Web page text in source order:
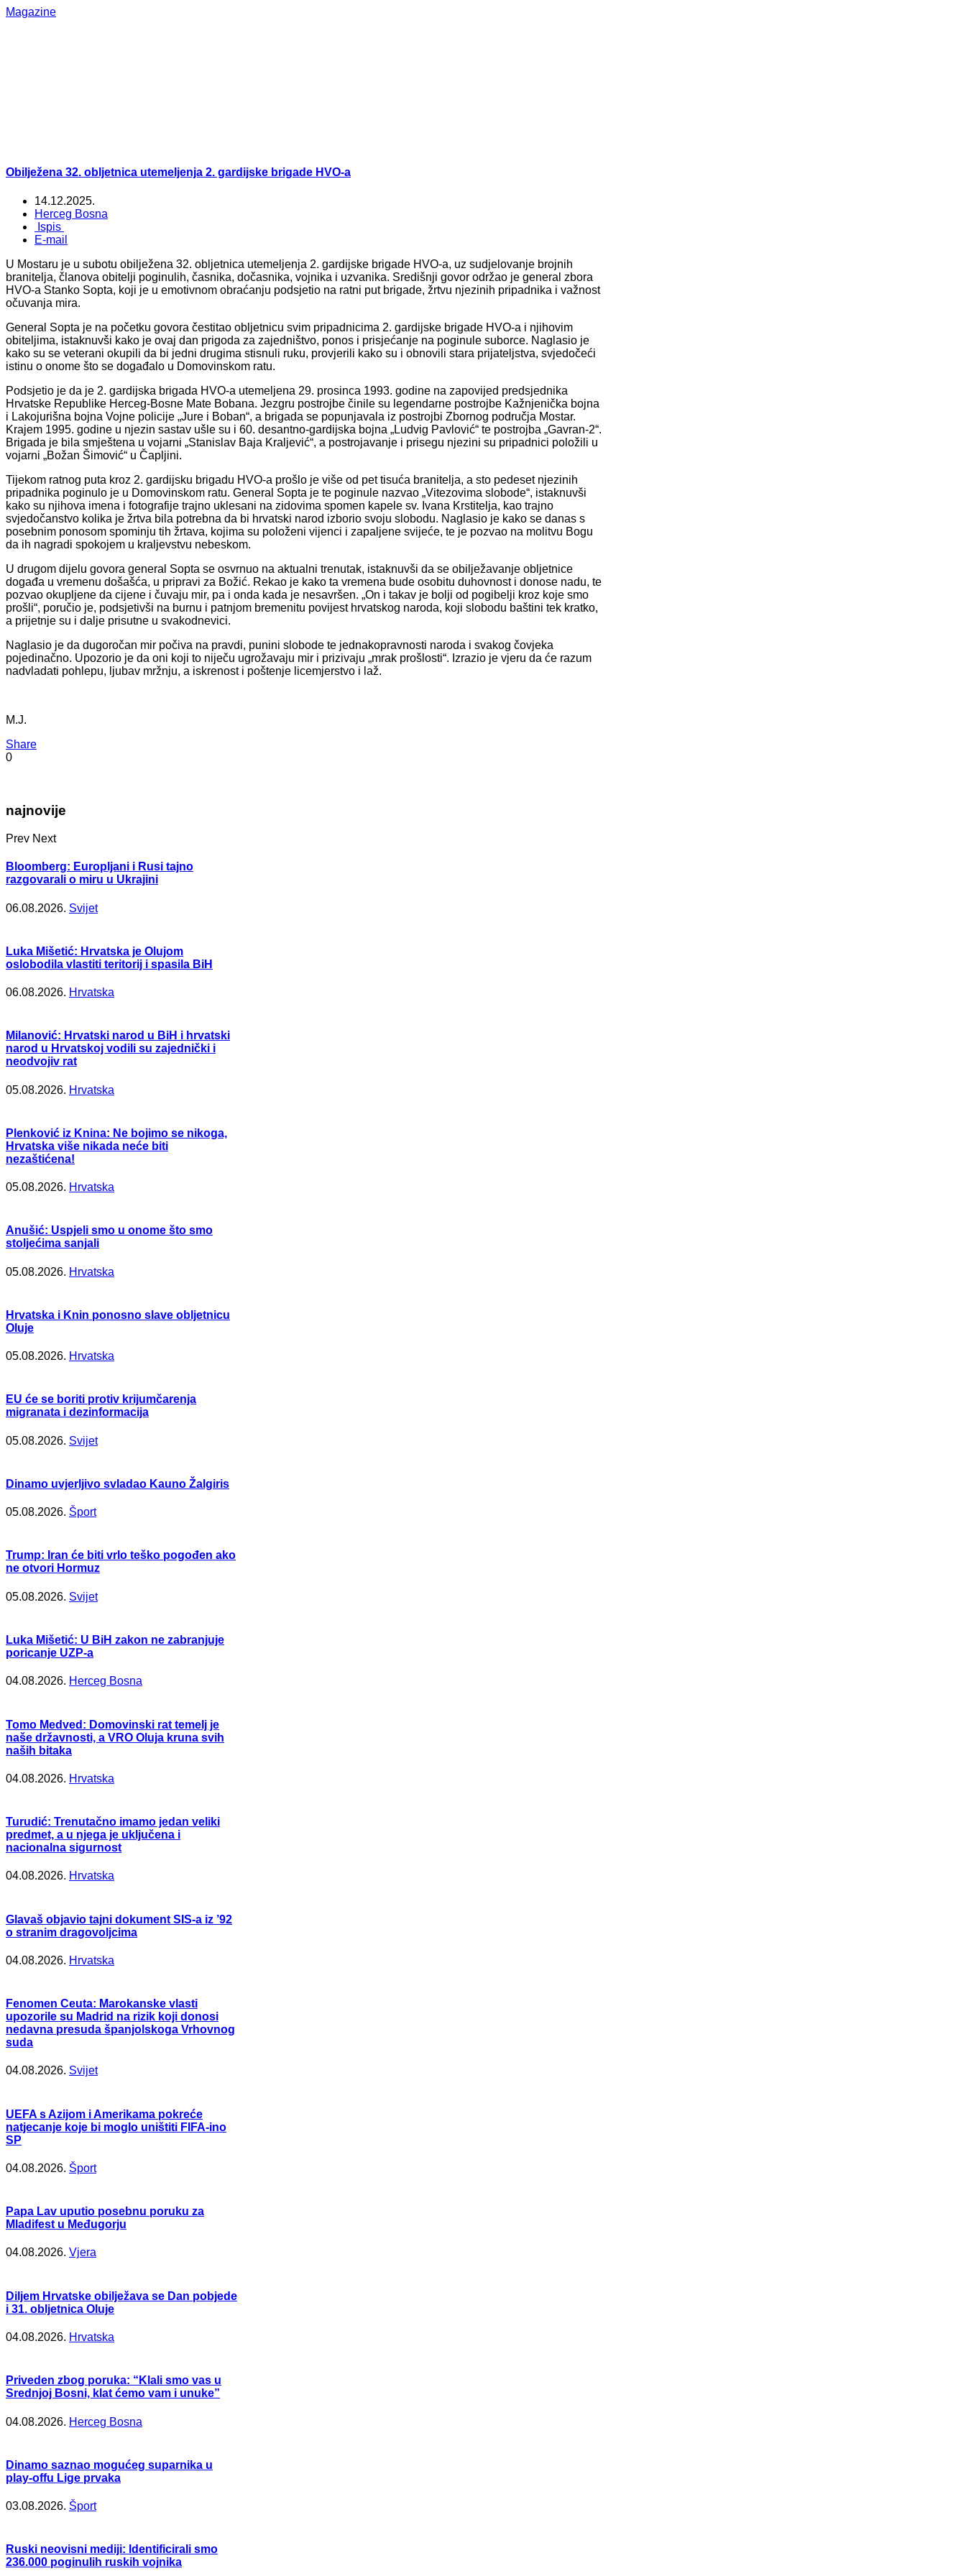
Magazine
Obilježena 32. obljetnica utemeljenja 2. gardijske brigade HVO-a
14.12.2025.
Herceg Bosna
Ispis
E-mail
U Mostaru je u subotu obilježena 32. obljetnica utemeljenja 2. gardijske brigade HVO-a, uz sudjelovanje brojnih
branitelja, članova obitelji poginulih, časnika, dočasnika, vojnika i uzvanika. Središnji govor održao je general zbora
HVO-a Stanko Sopta, koji je u emotivnom obraćanju podsjetio na ratni put brigade, žrtvu njezinih pripadnika i važnost
očuvanja mira.
General Sopta je na početku govora čestitao obljetnicu svim pripadnicima 2. gardijske brigade HVO-a i njihovim
obiteljima, istaknuvši kako je ovaj dan prigoda za zajedništvo, ponos i prisjećanje na poginule suborce. Naglasio je
kako su se veterani okupili da bi jedni drugima stisnuli ruku, provjerili kako su i obnovili stara prijateljstva, svjedočeći
istinu o onome što se događalo u Domovinskom ratu.
Podsjetio je da je 2. gardijska brigada HVO-a utemeljena 29. prosinca 1993. godine na zapovijed predsjednika
Hrvatske Republike Herceg-Bosne Mate Bobana. Jezgru postrojbe činile su legendarne postrojbe Kažnjenička bojna
i Lakojurišna bojna Vojne policije „Jure i Boban“, a brigada se popunjavala iz postrojbi Zbornog područja Mostar.
Krajem 1995. godine u njezin sastav ušle su i 60. desantno-gardijska bojna „Ludvig Pavlović“ te postrojba „Gavran-2“.
Brigada je bila smještena u vojarni „Stanislav Baja Kraljević“, a postrojavanje i prisegu njezini su pripadnici položili u
vojarni „Božan Šimović“ u Čapljini.
Tijekom ratnog puta kroz 2. gardijsku brigadu HVO-a prošlo je više od pet tisuća branitelja, a sto pedeset njezinih
pripadnika poginulo je u Domovinskom ratu. General Sopta je te poginule nazvao „Vitezovima slobode“, istaknuvši
kako su njihova imena i fotografije trajno uklesani na zidovima spomen kapele sv. Ivana Krstitelja, kao trajno
svjedočanstvo kolika je žrtva bila potrebna da bi hrvatski narod izborio svoju slobodu. Naglasio je kako se danas s
posebnim ponosom spominju tih žrtava, kojima su položeni vijenci i zapaljene svijeće, te je pozvao na molitvu Bogu
da ih nagradi spokojem u kraljevstvu nebeskom.
U drugom dijelu govora general Sopta se osvrnuo na aktualni trenutak, istaknuvši da se obilježavanje obljetnice
događa u vremenu došašća, u pripravi za Božić. Rekao je kako ta vremena bude osobitu duhovnost i donose nadu, te
pozvao okupljene da cijene i čuvaju mir, pa i onda kada je nesavršen. „On i takav je bolji od pogibelji kroz koje smo
prošli“, poručio je, podsjetivši na burnu i patnjom bremenitu povijest hrvatskog naroda, koji slobodu baštini tek kratko,
a prijetnje su i dalje prisutne u svakodnevici.
Naglasio je da dugoročan mir počiva na pravdi, punini slobode te jednakopravnosti naroda i svakog čovjeka
pojedinačno. Upozorio je da oni koji to niječu ugrožavaju mir i prizivaju „mrak prošlosti“. Izrazio je vjeru da će razum
nadvladati pohlepu, ljubav mržnju, a iskrenost i poštenje licemjerstvo i laž.
M.J.
Share
0
najnovije
Prev Next
Bloomberg: Europljani i Rusi tajno
razgovarali o miru u Ukrajini
06.08.2026. Svijet
Luka Mišetić: Hrvatska je Olujom
oslobodila vlastiti teritorij i spasila BiH
06.08.2026. Hrvatska
Milanović: Hrvatski narod u BiH i hrvatski
narod u Hrvatskoj vodili su zajednički i
neodvojiv rat
05.08.2026. Hrvatska
Plenković iz Knina: Ne bojimo se nikoga,
Hrvatska više nikada neće biti
nezaštićena!
05.08.2026. Hrvatska
Anušić: Uspjeli smo u onome što smo
stoljećima sanjali
05.08.2026. Hrvatska
Hrvatska i Knin ponosno slave obljetnicu
Oluje
05.08.2026. Hrvatska
EU će se boriti protiv krijumčarenja
migranata i dezinformacija
05.08.2026. Svijet
Dinamo uvjerljivo svladao Kauno Žalgiris
05.08.2026. Šport
Trump: Iran će biti vrlo teško pogođen ako
ne otvori Hormuz
05.08.2026. Svijet
Luka Mišetić: U BiH zakon ne zabranjuje
poricanje UZP-a
04.08.2026. Herceg Bosna
Tomo Medved: Domovinski rat temelj je
naše državnosti, a VRO Oluja kruna svih
naših bitaka
04.08.2026. Hrvatska
Turudić: Trenutačno imamo jedan veliki
predmet, a u njega je uključena i
nacionalna sigurnost
04.08.2026. Hrvatska
Glavaš objavio tajni dokument SIS-a iz ’92
o stranim dragovoljcima
04.08.2026. Hrvatska
Fenomen Ceuta: Marokanske vlasti
upozorile su Madrid na rizik koji donosi
nedavna presuda španjolskoga Vrhovnog
suda
04.08.2026. Svijet
UEFA s Azijom i Amerikama pokreće
natjecanje koje bi moglo uništiti FIFA-ino
SP
04.08.2026. Šport
Papa Lav uputio posebnu poruku za
Mladifest u Međugorju
04.08.2026. Vjera
Diljem Hrvatske obilježava se Dan pobjede
i 31. obljetnica Oluje
04.08.2026. Hrvatska
Priveden zbog poruka: “Klali smo vas u
Srednjoj Bosni, klat ćemo vam i unuke”
04.08.2026. Herceg Bosna
Dinamo saznao mogućeg suparnika u
play-offu Lige prvaka
03.08.2026. Šport
Ruski neovisni mediji: Identificirali smo
236.000 poginulih ruskih vojnika